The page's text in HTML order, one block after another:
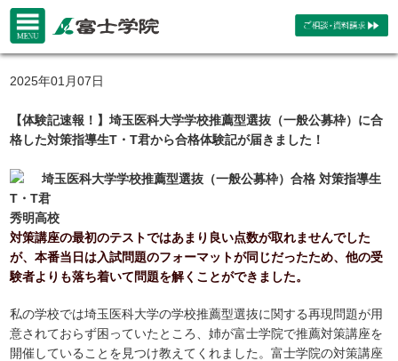
2025年01月07日
【体験記速報！】埼玉医科大学学校推薦型選抜（一般公募枠）に合
格した対策指導生T・T君から合格体験記が届きました！
埼玉医科大学学校推薦型選抜（一般公募枠）合格 対策指導生
T・T君
秀明高校
対策講座の最初のテストではあまり良い点数が取れませんでした
が、本番当日は入試問題のフォーマットが同じだったため、他の受
験者よりも落ち着いて問題を解くことができました。
私の学校では埼玉医科大学の学校推薦型選抜に関する再現問題が用
意されておらず困っていたところ、姉が富士学院で推薦対策講座を
開催していることを見つけ教えてくれました。富士学院の対策講座